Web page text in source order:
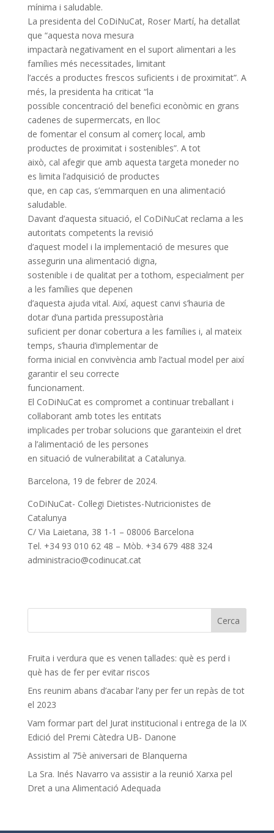
mínima i saludable.
La presidenta del CoDiNuCat, Roser Martí, ha detallat
que “aquesta nova mesura
impactarà negativament en el suport alimentari a les
famílies més necessitades, limitant
l’accés a productes frescos suficients i de proximitat”. A
més, la presidenta ha criticat “la
possible concentració del benefici econòmic en grans
cadenes de supermercats, en lloc
de fomentar el consum al comerç local, amb
productes de proximitat i sostenibles”. A tot
això, cal afegir que amb aquesta targeta moneder no
es limita l’adquisició de productes
que, en cap cas, s’emmarquen en una alimentació
saludable.
Davant d’aquesta situació, el CoDiNuCat reclama a les
autoritats competents la revisió
d’aquest model i la implementació de mesures que
assegurin una alimentació digna,
sostenible i de qualitat per a tothom, especialment per
a les famílies que depenen
d’aquesta ajuda vital. Així, aquest canvi s’hauria de
dotar d’una partida pressupostària
suficient per donar cobertura a les famílies i, al mateix
temps, s’hauria d’implementar de
forma inicial en convivència amb l’actual model per així
garantir el seu correcte
funcionament.
El CoDiNuCat es compromet a continuar treballant i
col·laborant amb totes les entitats
implicades per trobar solucions que garanteixin el dret
a l’alimentació de les persones
en situació de vulnerabilitat a Catalunya.
Barcelona, 19 de febrer de 2024.
CoDiNuCat- Col·legi Dietistes-Nutricionistes de
Catalunya
C/ Via Laietana, 38 1-1 – 08006 Barcelona
Tel. +34 93 010 62 48 – Mòb. +34 679 488 324
administracio@codinucat.cat
Fruita i verdura que es venen tallades: què es perd i
què has de fer per evitar riscos
Ens reunim abans d’acabar l’any per fer un repàs de tot
el 2023
Vam formar part del Jurat institucional i entrega de la IX
Edició del Premi Càtedra UB- Danone
Assistim al 75è aniversari de Blanquerna
La Sra. Inés Navarro va assistir a la reunió Xarxa pel
Dret a una Alimentació Adequada